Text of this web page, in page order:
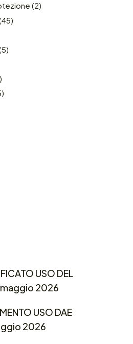
(2)
USO DEL
maggio 2026
USO DAE
2026